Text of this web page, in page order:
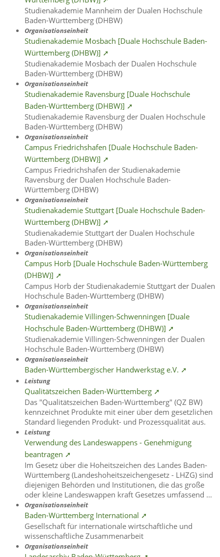
Studienakademie Mannheim der Dualen Hochschule
Baden-Württemberg (DHBW)
Organisationseinheit
Studienakademie Mosbach [Duale Hochschule Baden-
Württemberg (DHBW)] ➚
Studienakademie Mosbach der Dualen Hochschule
Baden-Württemberg (DHBW)
Organisationseinheit
Studienakademie Ravensburg [Duale Hochschule
Baden-Württemberg (DHBW)] ➚
Studienakademie Ravensburg der Dualen Hochschule
Baden-Württemberg (DHBW)
Organisationseinheit
Campus Friedrichshafen [Duale Hochschule Baden-
Württemberg (DHBW)] ➚
Campus Friedrichshafen der Studienakademie
Ravensburg der Dualen Hochschule Baden-
Württemberg (DHBW)
Organisationseinheit
Studienakademie Stuttgart [Duale Hochschule Baden-
Württemberg (DHBW)] ➚
Studienakademie Stuttgart der Dualen Hochschule
Baden-Württemberg (DHBW)
Organisationseinheit
Campus Horb [Duale Hochschule Baden-Württemberg
(DHBW)] ➚
Campus Horb der Studienakademie Stuttgart der Dualen
Hochschule Baden-Württemberg (DHBW)
Organisationseinheit
Studienakademie Villingen-Schwenningen [Duale
Hochschule Baden-Württemberg (DHBW)] ➚
Studienakademie Villingen-Schwenningen der Dualen
Hochschule Baden-Württemberg (DHBW)
Organisationseinheit
Baden-Württembergischer Handwerkstag e.V. ➚
Leistung
Qualitätszeichen Baden-Württemberg ➚
Das "Qualitätszeichen Baden-Württemberg" (QZ BW)
kennzeichnet Produkte mit einer über dem gesetzlichen
Standard liegenden Produkt- und Prozessqualität aus.
Leistung
Verwendung des Landeswappens - Genehmigung
beantragen ➚
Im Gesetz über die Hoheitszeichen des Landes Baden-
Württemberg (Landeshoheitszeichengesetz - LHZG) sind
diejenigen Behörden und Institutionen, die das große
oder kleine Landeswappen kraft Gesetzes umfassend …
Organisationseinheit
Baden-Württemberg International ➚
Gesellschaft für internationale wirtschaftliche und
wissenschaftliche Zusammenarbeit
Organisationseinheit